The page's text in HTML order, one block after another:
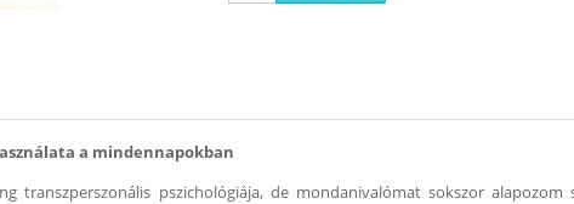
a mindennapokban
transzperszonális pszichológiája, de mondanivalómat sokszor